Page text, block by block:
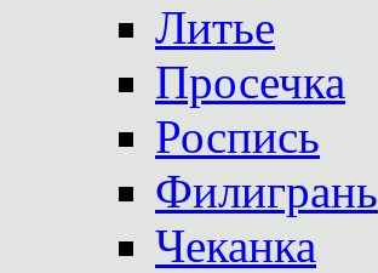
Литье
Просечка
Роспись
Филигрань
Чеканка